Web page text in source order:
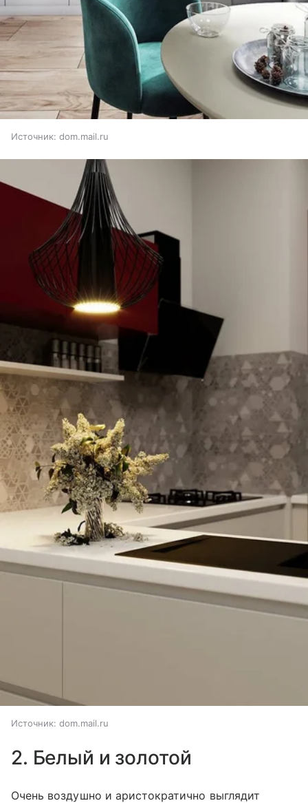
Источник: dom.mail.ru
Источник: dom.mail.ru
2. Белый и золотой
Очень воздушно и аристократично выглядит